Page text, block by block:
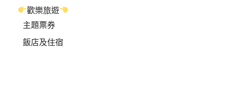
歡樂旅遊
主題票券
飯店及住宿